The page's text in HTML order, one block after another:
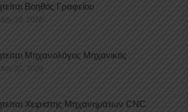
Βοηθός Γραφείου
July 30, 2026
Μηχανολόγος Μηχανικός
July 30, 2026
Χειριστής Μηχανημάτων CNC